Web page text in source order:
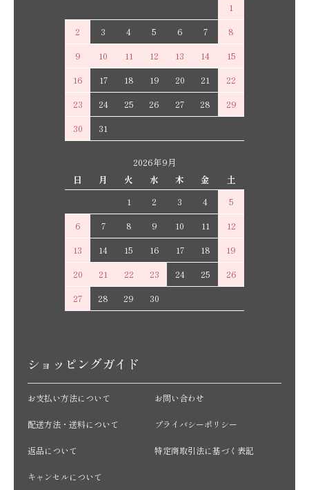
1
2
3 4 5 6 7
8
9
10 11 12 13 14
15
16
17 18 19 20 21
22
23
24 25 26 27 28
29
30
31
2026年9月
日
月 火 水 木 金
土
1
2 3 4
5
6
7 8 9 10 11
12
13
14 15 16 17 18
19
20
21 22 23 24 25
26
27
28 29 30
ショッピングガイド
お支払い方法について
配送方法・送料について
返品について
キャンセルについて
お問い合わせ
プライバシーポリシー
特定商取引法に基づく表記